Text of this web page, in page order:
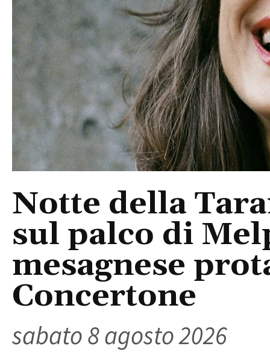
Notte della
sul palco di
mesagnese
Concertone
sabato 8 agosto 2026